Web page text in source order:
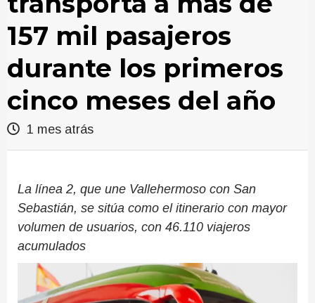
157 mil pasajeros
durante los primeros
cinco meses del año
1 mes atrás
La línea 2, que une Vallehermoso con San
Sebastián, se sitúa como el itinerario con mayor
volumen de usuarios, con 46.110 viajeros
acumulados